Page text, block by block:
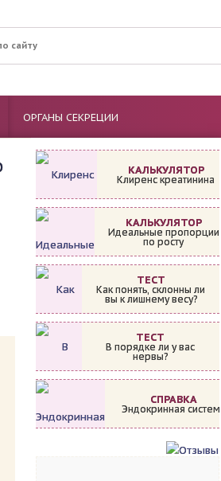
ОРГАНЫ СЕКРЕЦИИ
КАЛЬКУЛЯТОР
Клиренс креатинина
КАЛЬКУЛЯТОР
Идеальные пропорции
по росту
ТЕСТ
Как понять, склонны ли
вы к лишнему весу?
ТЕСТ
В порядке ли у вас
нервы?
СПРАВКА
Эндокринная система